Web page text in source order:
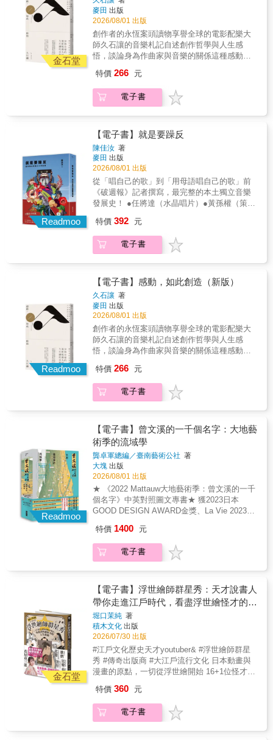
強。不管是什麼流派、寫實繪畫還是可愛風格
的畫家都不能忽視這本書。」——日本亞馬遜
網站讀者
在舉辦各式各樣的音樂祭。本書除了介紹多元
豐富的音樂祭之外，也蒐羅音樂祭相關的旅遊
資訊。許多熱血的LIVE必得親臨現場才能體
會，本書想推薦各位這種全新的旅遊形式，帶
領你遇見現場樂迷與嶄新文化，看見在地的魅
指南收錄超過120場日本音樂祭，從大型經典活
期、演出藝人到交通方式一應俱全。🤘風景與
文化介紹，從音樂祭出發的深度旅遊結合周邊
景點、住宿與移動建議，讓讀者不只是去聽音
樂，而是真正規劃一趟「音樂祭之旅」，更深
入認識日本各地的文化風景與旅行樂趣。🤘新
手也能安心上手從如何挑選音樂祭、何時搶
票、交通與住宿安排，到現場禮儀、常見問
題、必備用品，全都一一整理，第一次參加也
不怕。🤘收錄主辦音樂人專訪，理解音樂祭的
靈魂特別收錄10-FEET、西川貴教、TOSHI-
LOW等主辦音樂人的訪談，從第一線視角看見
日本音樂祭文化的熱情與精神。
濁水溪公社、達卡鬧等歌手，持續以母語，唱
出根基於庶民生活的臺灣意識，他們唱出社會
關懷，也唱出政治民主化、社會變遷的歷程。
《就是要躁反》呈現臺灣一九九〇年至今的音
樂人群像，是一本以歷史視野檢視獨立音樂發
展的專書。藉由多位音樂人的專訪，看到新台
語歌謠運動的開端是如何醞釀發酵，如何影響
音樂發展，扣合社會的變動脈絡為縱向主軸，
不同時代創作者對故鄉的聲音記憶，橫向勾勒
台灣各地的人文風貌，還原解嚴後那個文化併
叛的年代，看見臺灣如何在音樂人的帶領下，
從家鄉和歷史尋根，找回自身的文化認同，找
回屬於自己的聲音！▍設計概念裝幀設計｜詹
雨樹拼貼藝術家詹雨樹，以一株豔麗妖嬈、隨
風擺盪，象徵生命力的植物，呈現臺灣三十年
獨立音樂，以不同形式、不同語言，在臺灣各
地區、各年代百花齊放的景象。花朵亦象徵歷
飽和度色彩，搭配詹雨樹長年蒐集雜誌拼貼出
的超現實主義風格，則是再現出音樂創作者，
不只向外大張旗鼓抒發自我，也向內心淺意
識、記憶探索的多重現實面向。
金石堂
麥田 出版
2026/08/01 出版
創作者的永恆案頭讀物享譽全球的電影配樂大
師久石讓的音樂札記自述創作哲學與人生感
悟，談論身為作曲家與音樂的關係這種感動，
練而出的信心。原來，感動可以如此創造。雖
然我多少也想當個好人，但是如果要我選擇當
個好人，還是要創作好曲子，想也不用想，我
久石讓創意過程的誠實紀錄久石讓的音樂作
品，讓感動在電影落幕後依然延續，不禁讓人
產生好奇：為何他能十年如一日地維持創作高
峰，保持源源不絕的創意？關於創作與音樂，
久石讓這麼說——＊所謂的一流，即擁有每一
次都能夠發揮高水準的能力。要將創作當成一
份工作，不能只是做出一兩件好作品。如果一
輩子只需要有一件作品，那麼任何人都可以譜
出好的曲子、寫出好的小說，或拍出好的電
接連不斷、持之以恆地去完成？如果辦得到的
話，就能自稱為作曲家、小說家或電影導演，
並且以此為生。＊音樂絕不能淪為影像的附屬
就用悲傷的曲子，或浪漫的場面就得搭配甜美
的音樂。這種作法代表音樂只是依賴、附屬於
影像的產物而已。我不希望音樂只是原封不動
地仿效畫面，我認為音樂絕不能淪為影像的附
屬品。＊如果要做，我就要做到第一名，因此
我並不認同無法成為第一也無所謂的想法。在
社會體制中，如果想要往更高更好的地方發
「only one」就好，那麼這樣的想法毫無上進心
可言。……如果要寫的話，就要寫出好曲子，
否則作曲家的命運轉眼之間就結束了。本書是
職人哲學與人生感悟，結合具體的配樂案例，
真誠而又字字珠璣地細說作曲工作的方方面
面，在琴鍵和五線譜上，「理性」地實踐他的
「感性」。【麥田PEOPLE書系】隈研吾的
點．線．面 ＼隈研吾我還能再看
到幾次滿月？ ＼坂本龍一 音樂使人自
由 ＼坂本龍一 蝦蟆的油：
黑澤明尋找黑澤明 ＼黑澤明
特價 266 元
電子書
Readmoo
【電子書】就是要躁反
陳佳汝 著
麥田 出版
2026/08/01 出版
從「唱自己的歌」到「用母語唱自己的歌」前
《破週報》記者撰寫，最完整的本土獨立音樂
發展史！ ●任將達（水晶唱片）●黃孫權（策展
靈）●阿爆（母語創作人）●戴曉君（音樂創作
人）——齊聲推薦 ▍內容簡介音樂，來自底
層，來自土地，來自時代躁動的聲音。解嚴
首，開啟了新台語歌謠運動，反擊戒嚴時期華
語為尊的主流文化論述。之後，一代又一代的
創作者洶湧崛起。閃靈、林生祥、拍謝少年、
濁水溪公社、達卡鬧等歌手，持續以母語，唱
出根基於庶民生活的臺灣意識，他們唱出社會
關懷，也唱出政治民主化、社會變遷的歷程。
《就是要躁反》呈現臺灣一九九〇年至今的音
樂人群像，是一本以歷史視野檢視獨立音樂發
展的專書。藉由多位音樂人的專訪，看到新台
了一個世代的母語歌謠運動。全書結構以獨立
音樂發展，扣合社會的變動脈絡為縱向主軸，
不同時代創作者對故鄉的聲音記憶，橫向勾勒
台灣各地的人文風貌，還原解嚴後那個文化併
發的鮮活年代。透過本書，你將重返自由與反
叛的年代，看見臺灣如何在音樂人的帶領下，
從家鄉和歷史尋根，找回自身的文化認同，找
回屬於自己的聲音！▍設計概念裝幀設計｜詹
雨樹拼貼藝術家詹雨樹，以一株豔麗妖嬈、隨
風擺盪，象徵生命力的植物，呈現臺灣三十年
獨立音樂，以不同形式、不同語言，在臺灣各
地區、各年代百花齊放的景象。花朵亦象徵歷
飽和度色彩，搭配詹雨樹長年蒐集雜誌拼貼出
的超現實主義風格，則是再現出音樂創作者，
不只向外大張旗鼓抒發自我，也向內心淺意
特價 392 元
電子書
Readmoo
【電子書】感動，如此創造（新版）
久石讓 著
麥田 出版
2026/08/01 出版
創作者的永恆案頭讀物享譽全球的電影配樂大
師久石讓的音樂札記自述創作哲學與人生感
悟，談論身為作曲家與音樂的關係這種感動，
練而出的信心。原來，感動可以如此創造。雖
然我多少也想當個好人，但是如果要我選擇當
個好人，還是要創作好曲子，想也不用想，我
久石讓創意過程的誠實紀錄久石讓的音樂作
品，讓感動在電影落幕後依然延續，不禁讓人
產生好奇：為何他能十年如一日地維持創作高
峰，保持源源不絕的創意？關於創作與音樂，
久石讓這麼說——＊所謂的一流，即擁有每一
次都能夠發揮高水準的能力。要將創作當成一
份工作，不能只是做出一兩件好作品。如果一
輩子只需要有一件作品，那麼任何人都可以譜
出好的曲子、寫出好的小說，或拍出好的電
影。……集中精神思考、創作作品，是否能夠
話，就能自稱為作曲家、小說家或電影導演，
並且以此為生。＊音樂絕不能淪為影像的附屬
品。我並不喜歡太過制式化的作法，比如哭戲
的音樂。這種作法代表音樂只是依賴、附屬於
影像的產物而已。我不希望音樂只是原封不動
地仿效畫面，我認為音樂絕不能淪為影像的附
屬品。＊如果要做，我就要做到第一名，因此
我並不認同無法成為第一也無所謂的想法。在
社會體制中，如果想要往更高更好的地方發
展，最終的目標就是第一。如果只要成為
「only one」就好，那麼這樣的想法毫無上進心
否則作曲家的命運轉眼之間就結束了。本書是
久石讓現身說法，第一次談論他身為作曲家與
音樂創作的關係、如何捕捉創意，完整收錄其
職人哲學與人生感悟，結合具體的配樂案例，
真誠而又字字珠璣地細說作曲工作的方方面
特價 266 元
電子書
Readmoo
【電子書】曾文溪的一千個名字：大地藝
術季的流域學
龔卓軍總編／臺南藝術公社 著
大塊 出版
2026/08/01 出版
★ 《2022 Mattauw大地藝術季：曾文溪的一千
個名字》中英對照圖文專書★ 獲2023日本
GOOD DESIGN AWARD金獎、La Vie 2023台
卓軍總策展、總編輯，設計師羅文岑視覺統籌
★ 集結14位策展人、59位藝術家╱團體之藝術
作品和行動；收錄89組作者之107篇文章、逾
人的《2022 Mattauw大地藝術季：曾文溪的一
千個名字》，是臺灣藝術界近年極具里程碑意
義的地域型藝術慶典。「Mattauw」是臺南「麻
豆」的古稱地名，源自於臺灣原住民西拉雅族
（Siraya）語「Mata」，代表「眼睛」。荷蘭
東印度公司的文獻中，將西拉雅族四大社之一
的「蔴荳社」記錄為Mattau或Mattauw。加上
字尾後的「Mattauw」，演變為「樞紐」、「核
心」 或「靈魂之窗」之意。古代麻豆其實是緊
鄰著「倒風內海」的港汊。Mattauw大地藝術季
了「去中心化」並向土地的歷史致敬，希望帶
領大眾，用原民與大自然的視角，看見曾文溪
流域千百年來最原始、最多樣、最感性的生態
特價 1400 元
電子書
金石堂
【電子書】浮世繪師群星秀：天才說書人
帶你走進江戶時代，看盡浮世繪怪才的人
生群像
堀口茉純 著
積木文化 出版
2026/07/30 出版
#江戶文化歷史天才youtuber& #浮世繪師群星
秀 #傳奇出版商 #大江戶流行文化 日本動畫與
漫畫的原點，一切從浮世繪開始 16+1位怪才藝
就看懂整個浮世繪興衰史 & 爹不疼娘不愛的喜
多川歌麿內心黑暗面， 不擅於社交、個性一板
一眼的歌川廣重， 面對標榜主流王道的強力對
特價 360 元
電子書